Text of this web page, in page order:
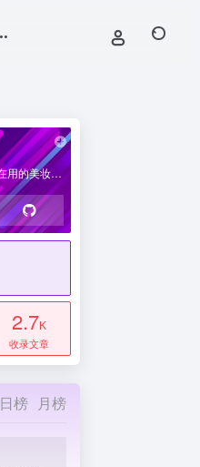
美妆榜-美妆人产品经理都在用的美妆产业导航网站
2.7K
收录文章
日榜 月榜